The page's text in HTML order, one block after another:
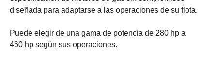
diseñada para adaptarse a las operaciones de su flota.
Puede elegir de una gama de potencia de 280 hp a
460 hp según sus operaciones.